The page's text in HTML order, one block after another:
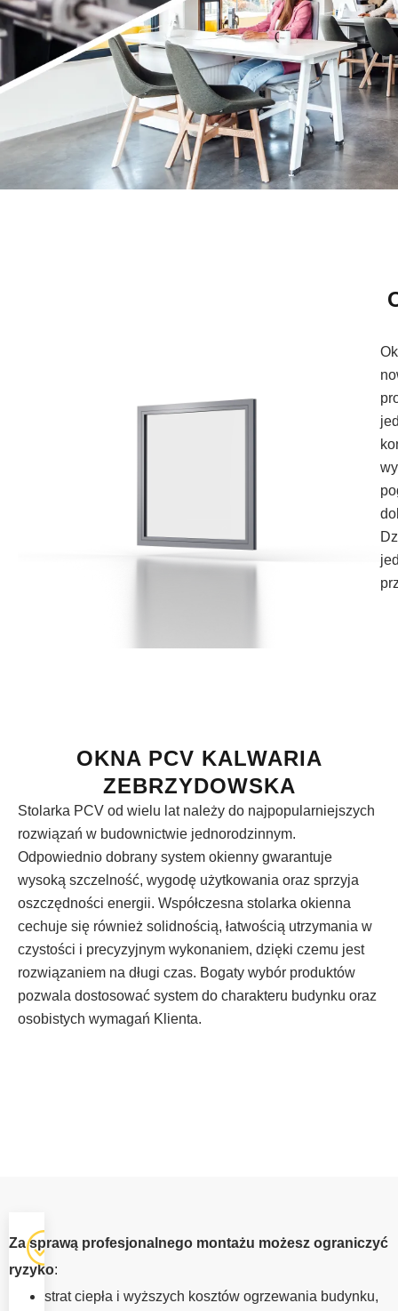
OKNA PCV KALWARIA
ZEBRZYDOWSKA
Stolarka PCV od wielu lat należy do najpopularniejszych
rozwiązań w budownictwie jednorodzinnym.
Odpowiednio dobrany system okienny gwarantuje
wysoką szczelność, wygodę użytkowania oraz sprzyja
oszczędności energii. Współczesna stolarka okienna
cechuje się również solidnością, łatwością utrzymania w
czystości i precyzyjnym wykonaniem, dzięki czemu jest
rozwiązaniem na długi czas. Bogaty wybór produktów
pozwala dostosować system do charakteru budynku oraz
osobistych wymagań Klienta.
OKNA Z
KALWARIA
Za sprawą profesjonalnego montażu możesz ograniczyć
ryzyko:
strat ciepła i wyższych kosztów ogrzewania budynku,